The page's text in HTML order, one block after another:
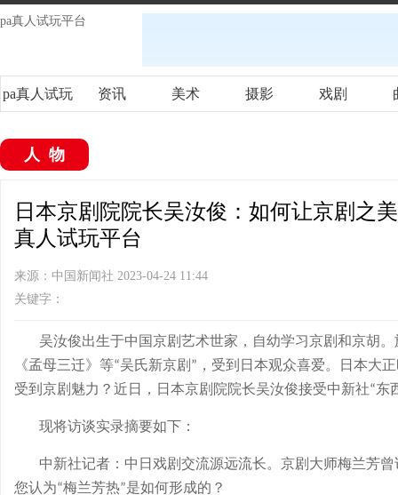
pa真人试玩平台
pa真人试玩 资讯 美术 摄影 戏剧
人物
日本京剧院院长吴汝俊：如何让京剧之
真人试玩平台
来源：中国新闻社 2023-04-24 11:44
关键字：
吴汝俊出生于中国京剧艺术世家，自幼学习京剧和京胡
《孟母三迁》等“吴氏新京剧 ” ，受到日本观众喜爱。日本大
受到京剧魅力？近日，日本京剧院院长吴汝俊接受中新社“东
现将访谈实录摘要如下：
中新社记者：中日戏剧交流源远流长。京剧大师梅兰芳
您认为“梅兰芳热”是如何形成的？